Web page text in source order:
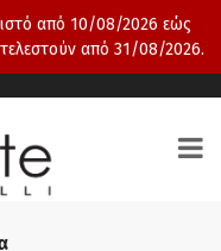
από 10/08/2026 εώς
από 31/08/2026.